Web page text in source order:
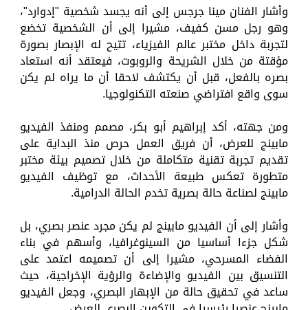
وأشار الفنان مينا جرجس إلى أنه يجسد شخصية "إدوارد"،
وهو رجل مسن كفيف، مشيرا إلى أن الشخصية تخضع
لتجربة داخل مختبر عالم الفيزياء، تتيح له الإبصار بصورة
مؤقتة من خلال الشريحة والروبوت، فيعتقد أنه استعاد
بصره بالفعل، قبل أن يكتشف لاحقا أن ما يراه لم يكن
سوى واقع افتراضي صنعته التكنولوجيا.
ومن جهته، أكد إبراهيم أبو بكر، مصمم ومنفذ الفيديو
مابينج للعرض، أن فريق العمل حرص منذ البداية على
تقديم تجربة تقنية متكاملة من خلال تصميم بيئة مختبر
متطورة تعكس طبيعة الأحداث، مع توظيف الفيديو
مابينج لصناعة حالة بصرية تخدم الحالة الدرامية.
وأشار إلى أن الفيديو مابينج لم يكن مجرد عنصر بصري، بل
شكل جزءا أساسيا من السينوغرافيا، وأسهم في بناء
الفضاء المسرحي، مشيرا إلى أن تصميمه اعتمد على
التنسيق بين الفيديو والإضاءة والرؤية الإخراجية، حيث
ساعد في تحقيق حالة من الإبهار البصري، وجعل الفيديو